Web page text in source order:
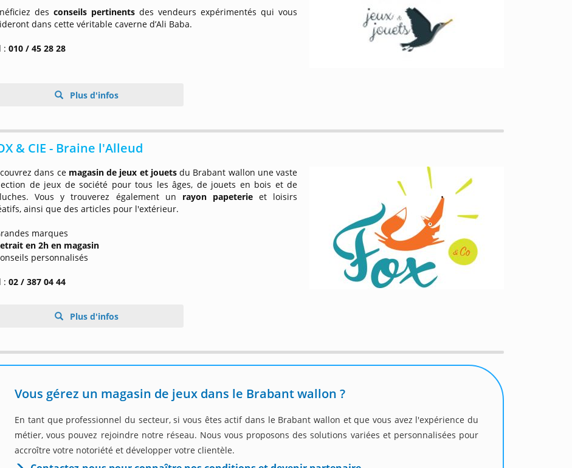
desconseils pertinents des vendeurs expérimentés qui vous
dans cette véritable caverne d’Ali Baba.
:010 / 45 28 28
Plus d'infos
& CIE - Braine l'Alleud
dans ce magasin de jeux et jouetsdu Brabant wallon une vaste
de jeux de société pour tous les âges, de jouets en bois et de
Vous y trouverez également un rayon papeterieet loisirs
ainsi que des articles pour l'extérieur.
marques
en 2h en magasin
personnalisés
:02 / 387 04 44
Plus d'infos
Vous gérez un magasin de jeux dans le Brabant wallon ?
En tant que professionnel du secteur, si vous êtes actif dans le Brabant wallon et que vous avez l'expérience du
métier, vous pouvez rejoindre notre réseau. Nous vous proposons des solutions variées et personnalisées pour
accroître votre notoriété et développer votre clientèle.